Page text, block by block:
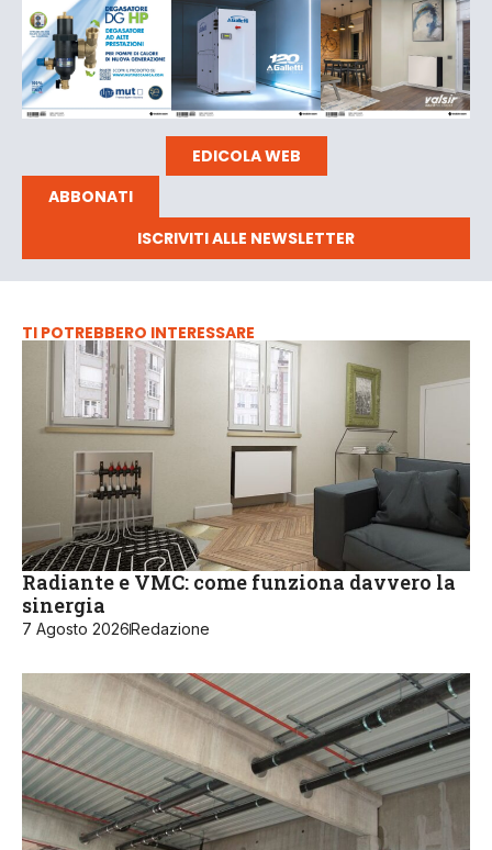
EDICOLA WEB
ABBONATI
ISCRIVITI ALLE NEWSLETTER
TI POTREBBERO INTERESSARE
Radiante e VMC: come funziona davvero la
sinergia
7 Agosto 2026Redazione